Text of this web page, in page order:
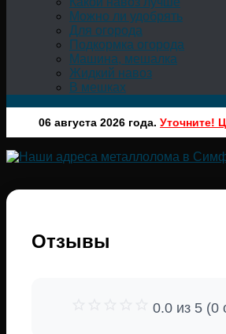
Можно ли удобрять
Для огорода
Подкормка огорода
Машина, мешалка
Жидкий навоз
В мешках
06 августа 2026 года. Уточните!
Отзывы
0.0 из 5 (0